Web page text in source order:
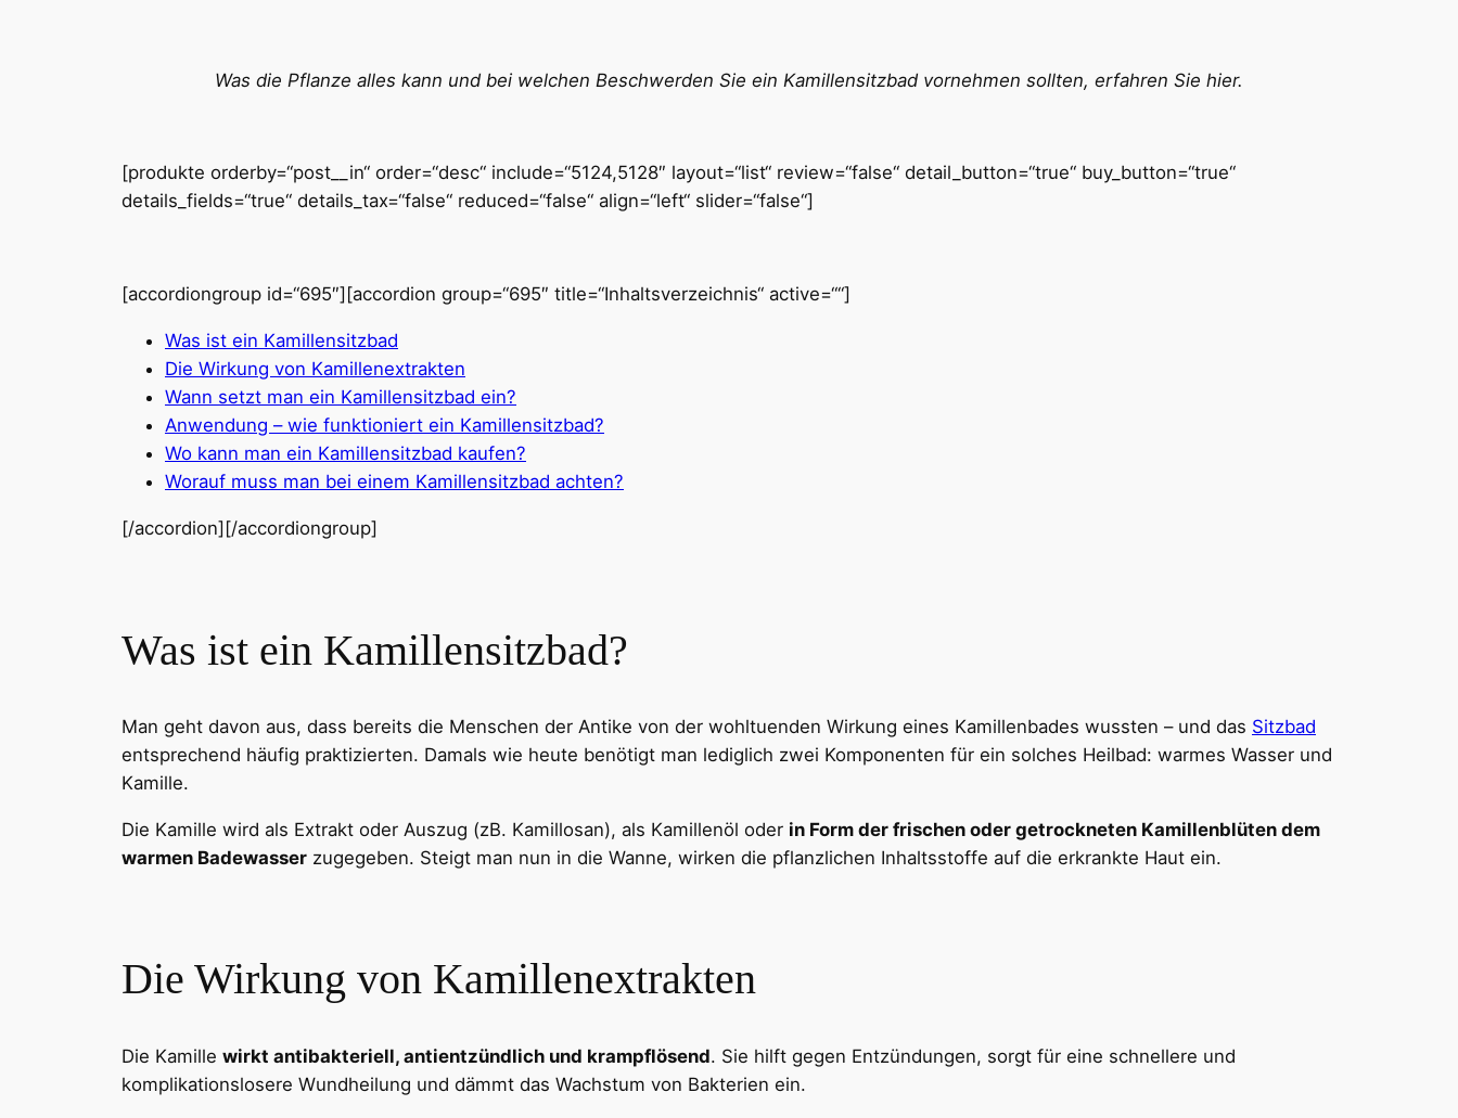
Was die Pflanze alles kann und bei welchen Beschwerden Sie ein Kamillensitzbad vornehmen sollten, erfahren Sie hier.
[produkte orderby=“post__in“ order=“desc“ include=“5124,5128″ layout=“list“ review=“false“ detail_button=“true“ buy_button=“true“
details_fields=“true“ details_tax=“false“ reduced=“false“ align=“left“ slider=“false“]
[accordiongroup id=“695″][accordion group=“695″ title=“Inhaltsverzeichnis“ active=““]
Was ist ein Kamillensitzbad
Die Wirkung von Kamillenextrakten
Wann setzt man ein Kamillensitzbad ein?
Anwendung – wie funktioniert ein Kamillensitzbad?
Wo kann man ein Kamillensitzbad kaufen?
Worauf muss man bei einem Kamillensitzbad achten?
[/accordion][/accordiongroup]
Was ist ein Kamillensitzbad?
Man geht davon aus, dass bereits die Menschen der Antike von der wohltuenden Wirkung eines Kamillenbades wussten – und das Sitzbad
entsprechend häufig praktizierten. Damals wie heute benötigt man lediglich zwei Komponenten für ein solches Heilbad: warmes Wasser und
Kamille.
Die Kamille wird als Extrakt oder Auszug (zB. Kamillosan), als Kamillenöl oder in Form der frischen oder getrockneten Kamillenblüten dem
warmen Badewasser zugegeben. Steigt man nun in die Wanne, wirken die pflanzlichen Inhaltsstoffe auf die erkrankte Haut ein.
Die Wirkung von Kamillenextrakten
Die Kamille wirkt antibakteriell, antientzündlich und krampflösend. Sie hilft gegen Entzündungen, sorgt für eine schnellere und
komplikationslosere Wundheilung und dämmt das Wachstum von Bakterien ein.